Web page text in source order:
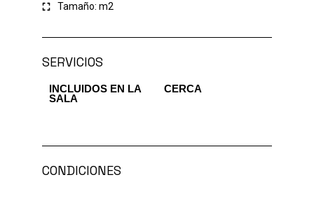
Tamaño:m2
SERVICIOS
INCLUIDOS EN LA
SALA
CERCA
CONDICIONES